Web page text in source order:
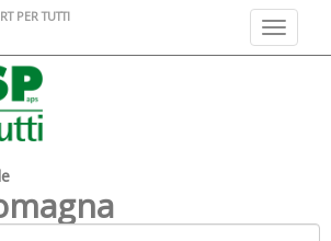
Toggle
PER TUTTI